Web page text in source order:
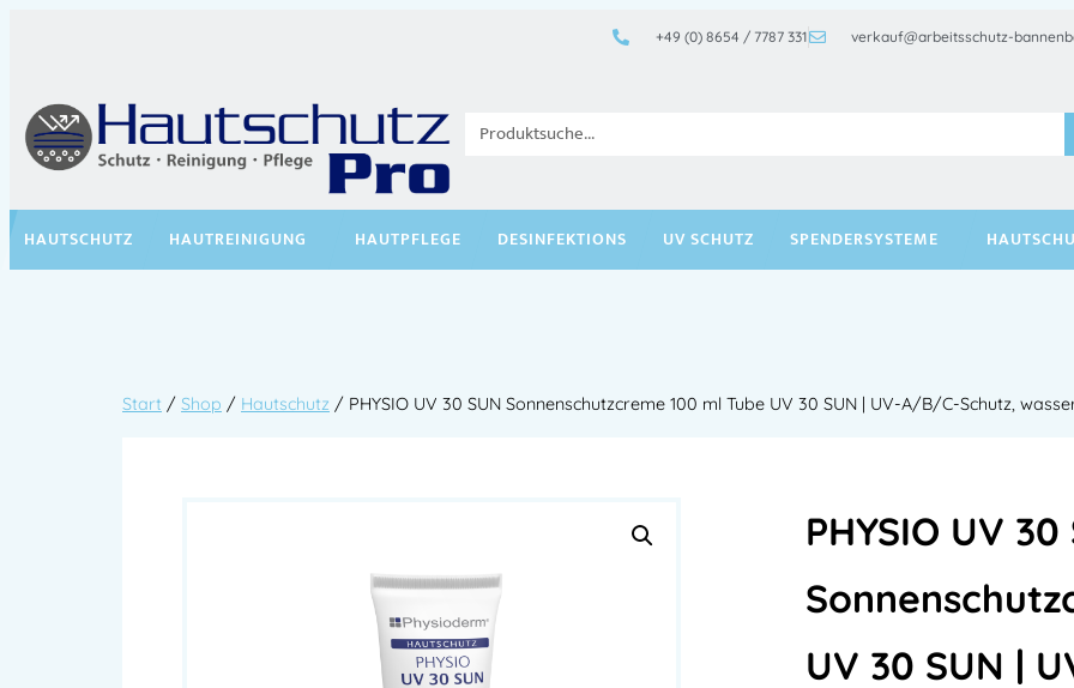
+49 (0) 8654 / 7787 331 verkauf@arbeitsschutz-
HAUTSCHUTZ HAUTREINIGUNG HAUTPFLEGE DESINFEKTIONS UV SCHUTZ SPENDERSYSTEME
Start / Shop / Hautschutz / PHYSIO UV 30 SUN Sonnenschutzcreme 100 ml Tube UV 30 SUN | UV-A/B/C-Schutz,
PHYSIO UV 30
UV 30 SUN |